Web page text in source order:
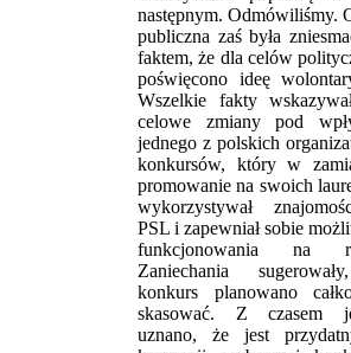
następnym. Odmówiliśmy.
publiczna zaś była
faktem, że dla celów
poświęcono ideę
Wszelkie fakty
celowe zmiany pod
jednego z polskich
konkursów, który w
promowanie na swoich
wykorzystywał
PSL i zapewniał sobie
funkcjonowania na
Zaniechania
konkurs planowano
skasować. Z czasem
uznano, że jest